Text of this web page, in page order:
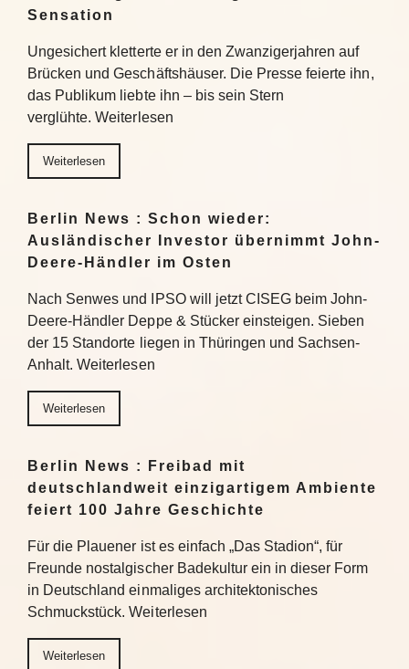
Sensation
Ungesichert kletterte er in den Zwanzigerjahren auf
Brücken und Geschäftshäuser. Die Presse feierte ihn,
das Publikum liebte ihn – bis sein Stern
verglühte. Weiterlesen
Weiterlesen
Berlin News : Schon wieder:
Ausländischer Investor übernimmt John-
Deere-Händler im Osten
Nach Senwes und IPSO will jetzt CISEG beim John-
Deere-Händler Deppe & Stücker einsteigen. Sieben
der 15 Standorte liegen in Thüringen und Sachsen-
Anhalt. Weiterlesen
Weiterlesen
Berlin News : Freibad mit
deutschlandweit einzigartigem Ambiente
feiert 100 Jahre Geschichte
Für die Plauener ist es einfach „Das Stadion“, für
Freunde nostalgischer Badekultur ein in dieser Form
in Deutschland einmaliges architektonisches
Schmuckstück. Weiterlesen
Weiterlesen